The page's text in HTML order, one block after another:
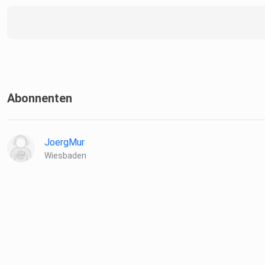
Abonnenten
JoergMur
Wiesbaden